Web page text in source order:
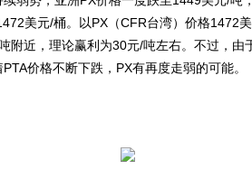
美元/桶。以PX（CFR台湾）价格1472
附近，理论赢利为30元/吨左右。不过，由
价格不断下跌，PX有再度走弱的可能。